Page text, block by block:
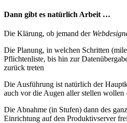
Dann gibt es natürlich Arbeit …
Die Klärung, ob jemand der
Die Planung, in welchen Schritten
Pflichtenliste, bis hin zur
zurück treten
Die Ausführung ist natürlich der
auch vor die Augen aller stellen
Die Abnahme (in Stufen) dann des
Einrichtung auf den Produktivserver frei